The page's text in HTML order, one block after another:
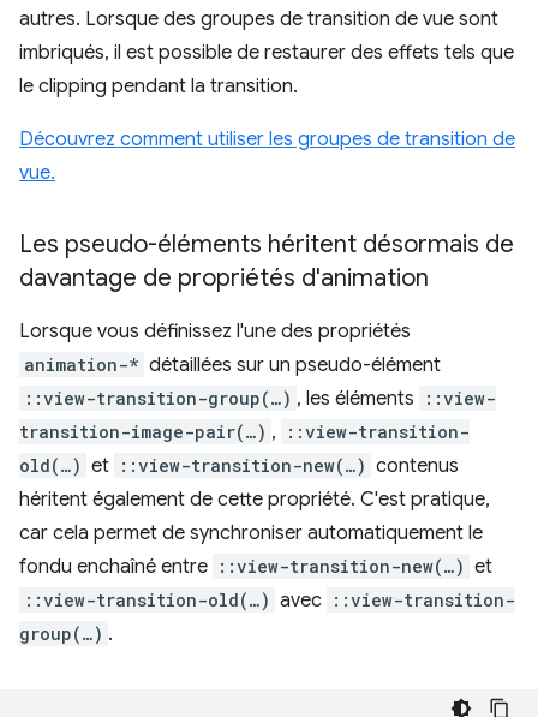
autres. Lorsque des groupes de transition de vue sont
imbriqués, il est possible de restaurer des effets tels que
le clipping pendant la transition.
Découvrez comment utiliser les groupes de transition de
vue.
Les pseudo-éléments héritent désormais de
davantage de propriétés d'animation
Lorsque vous définissez l'une des propriétés
animation-* détaillées sur un pseudo-élément
::view-transition-group(…) , les éléments
::view-
transition-image-pair(…) ,
::view-transition-
old(…) et ::view-transition-new(…) contenus
héritent également de cette propriété. C'est pratique,
car cela permet de synchroniser automatiquement le
fondu enchaîné entre ::view-transition-new(…) et
::view-transition-old(…) avec ::view-transition-
group(…) .